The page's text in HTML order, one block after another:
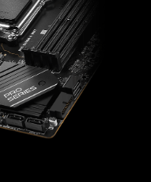
d'une
Windows 11.
notre
s'est
puissent prendre
gaming parfaite.
MODE AVANCÉ